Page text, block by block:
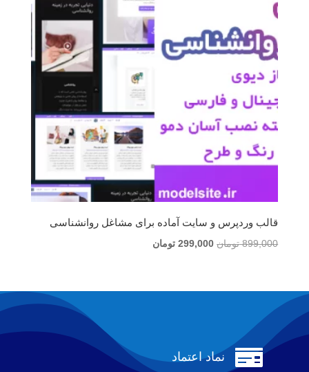
قالب وردپرس و سایت آماده برای مشاغل روانشناسی
899,000 تومان قیمت
بود.
299,000 تومانقیمت
است.
 نماد اعتماد